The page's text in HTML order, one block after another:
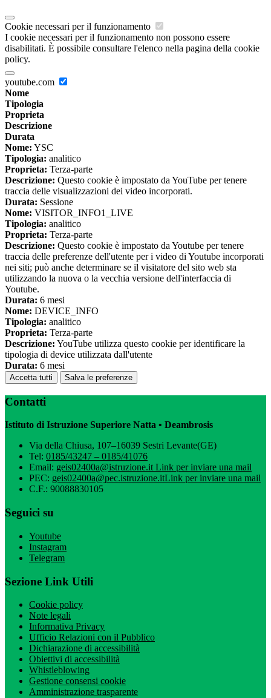
Cookie necessari per il funzionamento
I cookie necessari per il funzionamento non possono essere
disabilitati. È possibile consultare l'elenco nella pagina della cookie
policy.
youtube.com
Nome
Tipologia
Proprieta
Descrizione
Durata
Nome: YSC
Tipologia: analitico
Proprieta: Terza-parte
Descrizione: Questo cookie è impostato da YouTube per tenere
traccia delle visualizzazioni dei video incorporati.
Durata: Sessione
Nome: VISITOR_INFO1_LIVE
Tipologia: analitico
Proprieta: Terza-parte
Descrizione: Questo cookie è impostato da Youtube per tenere
traccia delle preferenze dell'utente per i video di Youtube incorporati
nei siti; può anche determinare se il visitatore del sito web sta
utilizzando la nuova o la vecchia versione dell'interfaccia di
Youtube.
Durata: 6 mesi
Nome: DEVICE_INFO
Tipologia: analitico
Proprieta: Terza-parte
Descrizione: YouTube utilizza questo cookie per identificare la
tipologia di device utilizzata dall'utente
Durata: 6 mesi
Accetta tutti Salva le preferenze
Contatti
Istituto di Istruzione Superiore Natta • Deambrosis
Via della Chiusa, 107–16039 Sestri Levante(GE)
Tel: 0185/43247 – 0185/41076
Email: geis02400a@istruzione.itLink per inviare una mail
PEC: geis02400a@pec.istruzione.itLink per inviare una mail
C.F.: 90088830105
Seguici su
Youtube
Instagram
Telegram
Sezione Link Utili
Cookie policy
Note legali
Informativa Privacy
Ufficio Relazioni con il Pubblico
Dichiarazione di accessibilità
Obiettivi di accessibilità
Whistleblowing
Gestione consensi cookie
Amministrazione trasparente